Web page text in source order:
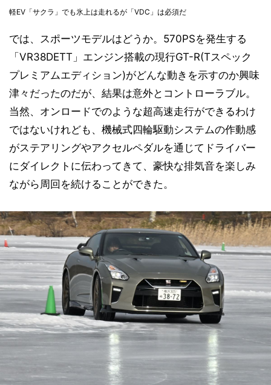
軽EV「サクラ」でも氷上は走れるが「VDC」は必須だ
では、スポーツモデルはどうか。570PSを発生する
「VR38DETT」エンジン搭載の現行GT-R(Tスペック
プレミアムエディション)がどんな動きを示すのか興味
津々だったのだが、結果は意外とコントローラブル。
当然、オンロードでのような超高速走行ができるわけ
ではないけれども、機械式四輪駆動システムの作動感
がステアリングやアクセルペダルを通じてドライバー
にダイレクトに伝わってきて、豪快な排気音を楽しみ
ながら周回を続けることができた。